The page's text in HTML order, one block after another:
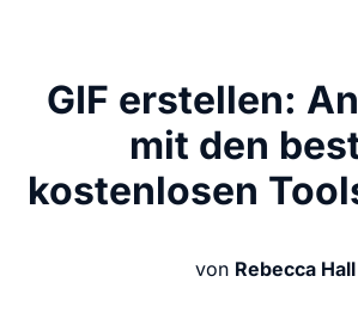
GIF erstellen:
mit den
kostenlosen
von Rebecca Hall